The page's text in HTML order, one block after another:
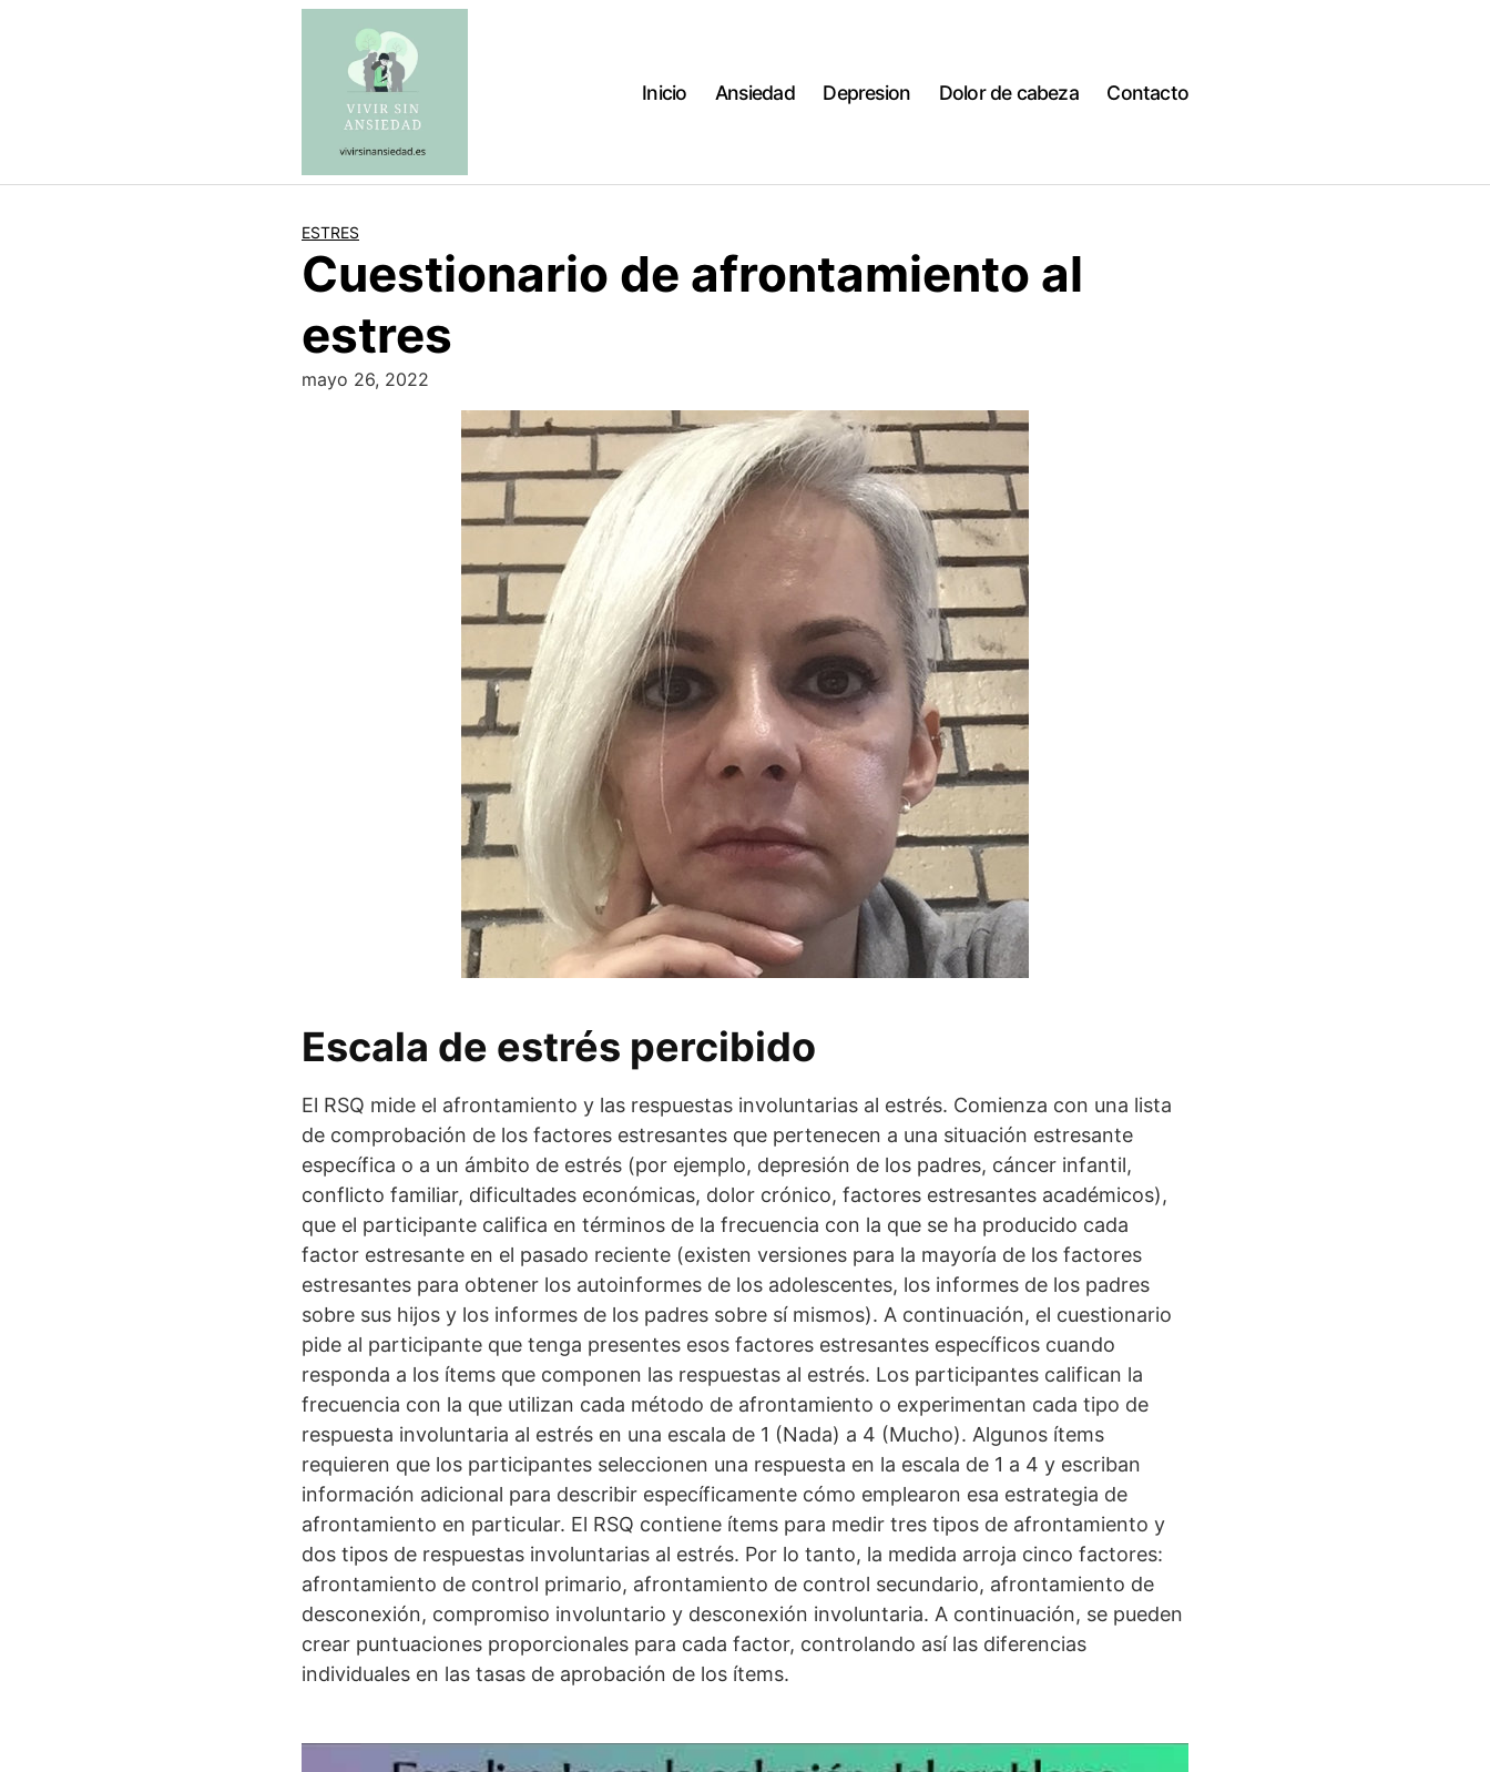
Inicio Ansiedad Depresion Dolor de cabeza Contacto
ESTRES
Cuestionario de afrontamiento al
estres
mayo 26, 2022
Escala de estrés percibido
El RSQ mide el afrontamiento y las respuestas involuntarias al estrés. Comienza con una lista
de comprobación de los factores estresantes que pertenecen a una situación estresante
específica o a un ámbito de estrés (por ejemplo, depresión de los padres, cáncer infantil,
conflicto familiar, dificultades económicas, dolor crónico, factores estresantes académicos),
que el participante califica en términos de la frecuencia con la que se ha producido cada
factor estresante en el pasado reciente (existen versiones para la mayoría de los factores
estresantes para obtener los autoinformes de los adolescentes, los informes de los padres
sobre sus hijos y los informes de los padres sobre sí mismos). A continuación, el cuestionario
pide al participante que tenga presentes esos factores estresantes específicos cuando
responda a los ítems que componen las respuestas al estrés. Los participantes califican la
frecuencia con la que utilizan cada método de afrontamiento o experimentan cada tipo de
respuesta involuntaria al estrés en una escala de 1 (Nada) a 4 (Mucho). Algunos ítems
requieren que los participantes seleccionen una respuesta en la escala de 1 a 4 y escriban
información adicional para describir específicamente cómo emplearon esa estrategia de
afrontamiento en particular. El RSQ contiene ítems para medir tres tipos de afrontamiento y
dos tipos de respuestas involuntarias al estrés. Por lo tanto, la medida arroja cinco factores:
afrontamiento de control primario, afrontamiento de control secundario, afrontamiento de
desconexión, compromiso involuntario y desconexión involuntaria. A continuación, se pueden
crear puntuaciones proporcionales para cada factor, controlando así las diferencias
individuales en las tasas de aprobación de los ítems.